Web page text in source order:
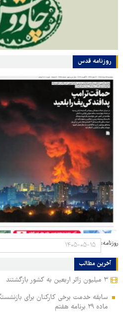
روزنامه قدس
روزنامه:
آخرین مطالب
۳ میلیون زائر اربعین به کشور بازگشتند
سابقه خدمت برخی کارکنان برای
ماده ۲۹ برنامه هفتم